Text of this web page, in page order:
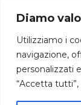
Diamo
Utilizziamo i
navigazione,
personalizzati
“Accetta
Via di
Lun -
© 2023 Az.